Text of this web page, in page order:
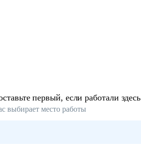
первый, если работали здесь
выбирает место работы